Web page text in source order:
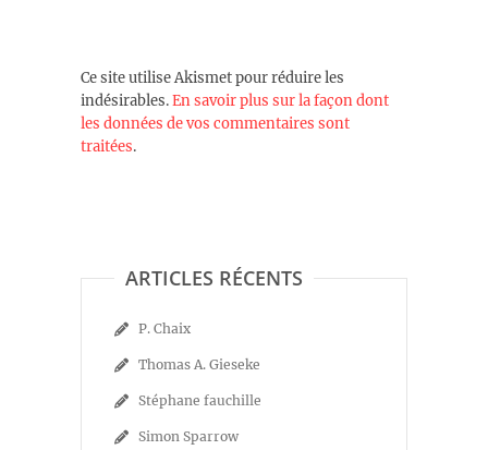
Ce site utilise Akismet pour réduire les
indésirables.En savoir plus sur la façon dont
les données de vos commentaires sont
traitées.
ARTICLES RÉCENTS
P. Chaix
Thomas A. Gieseke
Stéphane fauchille
Simon Sparrow